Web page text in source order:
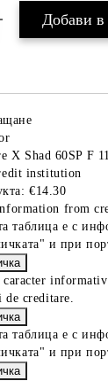
X Shad 60SP F
institution
€14.30
from
таблица е с
и при
caracter
creditare.
таблица е с
и при